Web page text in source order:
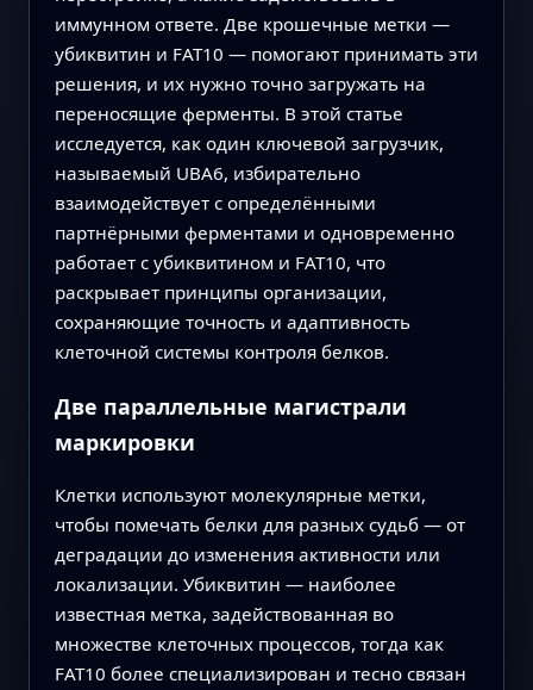
иммунном ответе. Две крошечные метки —
убиквитин и FAT10 — помогают принимать эти
решения, и их нужно точно загружать на
переносящие ферменты. В этой статье
исследуется, как один ключевой загрузчик,
называемый UBA6, избирательно
взаимодействует с определёнными
партнёрными ферментами и одновременно
работает с убиквитином и FAT10, что
раскрывает принципы организации,
сохраняющие точность и адаптивность
клеточной системы контроля белков.
Две параллельные магистрали
маркировки
Клетки используют молекулярные метки,
чтобы помечать белки для разных судьб — от
деградации до изменения активности или
локализации. Убиквитин — наиболее
известная метка, задействованная во
множестве клеточных процессов, тогда как
FAT10 более специализирован и тесно связан